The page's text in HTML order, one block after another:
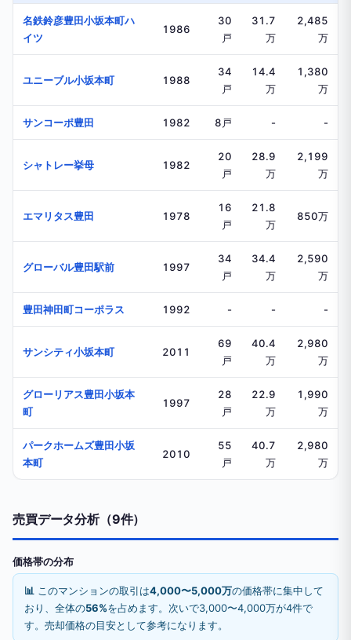
名鉄鈴彦豊田小坂本町ハ
イツ
1986
30
戸
31.7
万
2,485
万
ユニーブル小坂本町 1988
34
戸
14.4
万
1,380
万
サンコーポ豊田 1982 8戸 - -
シャトレー挙母 1982
20
戸
28.9
万
2,199
万
エマリタス豊田 1978
16
戸
21.8
万
850万
グローバル豊田駅前 1997
34
戸
34.4
万
2,590
万
豊田神田町コーポラス 1992 - - -
サンシティ小坂本町 2011
69
戸
40.4
万
2,980
万
グローリアス豊田小坂本
町
1997
28
戸
22.9
万
1,990
万
パークホームズ豊田小坂
本町
2010
55
戸
40.7
万
2,980
万
売買データ分析（9件）
価格帯の分布
📊 このマンションの取引は4,000〜5,000万の価格帯に集中して
おり、全体の56%を占めます。次いで3,000〜4,000万が4件で
す。売却価格の目安として参考になります。